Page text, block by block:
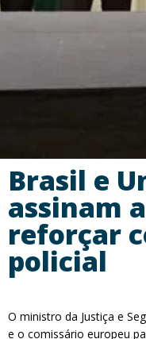
Brasil e
assinam
reforçar
policial
O ministro da Justiça e
e o comissário europeu